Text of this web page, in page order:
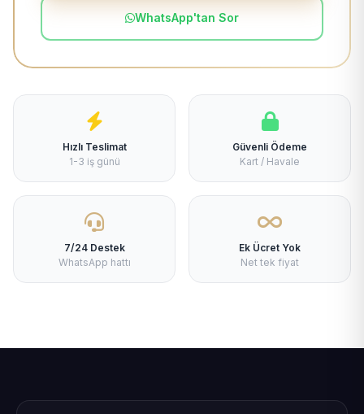
WhatsApp'tan Sor
Hızlı Teslimat
1-3 iş günü
Güvenli Ödeme
Kart / Havale
7/24 Destek
WhatsApp hattı
Ek Ücret Yok
Net tek fiyat